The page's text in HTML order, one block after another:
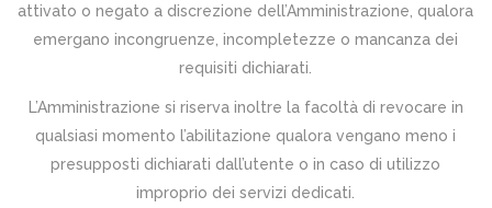
attivato o negato a discrezione dell’Amministrazione, qualora
emergano incongruenze, incompletezze o mancanza dei
requisiti dichiarati.
L’Amministrazione si riserva inoltre la facoltà di revocare in
qualsiasi momento l’abilitazione qualora vengano meno i
presupposti dichiarati dall’utente o in caso di utilizzo
improprio dei servizi dedicati.